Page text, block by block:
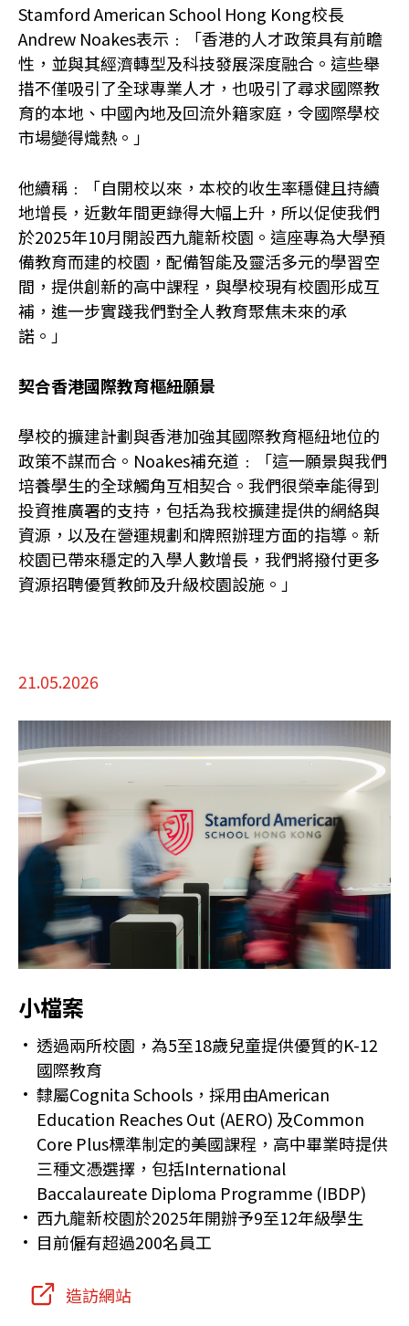
Stamford American School Hong Kong校長
Andrew Noakes表示﹕「香港的人才政策具有前瞻
性，並與其經濟轉型及科技發展深度融合。這些舉
措不僅吸引了全球專業人才，也吸引了尋求國際教
育的本地、中國內地及回流外籍家庭，令國際學校
市場變得熾熱。」
他續稱﹕「自開校以來，本校的收生率穩健且持續
地增長，近數年間更錄得大幅上升，所以促使我們
於2025年10月開設西九龍新校園。這座專為大學預
備教育而建的校園，配備智能及靈活多元的學習空
間，提供創新的高中課程，與學校現有校園形成互
補，進一步實踐我們對全人教育聚焦未來的承
諾。」
契合香港國際教育樞紐願景
學校的擴建計劃與香港加強其國際教育樞紐地位的
政策不謀而合。Noakes補充道﹕「這一願景與我們
培養學生的全球觸角互相契合。我們很榮幸能得到
投資推廣署的支持，包括為我校擴建提供的網絡與
資源，以及在營運規劃和牌照辦理方面的指導。新
校園已帶來穩定的入學人數增長，我們將撥付更多
資源招聘優質教師及升級校園設施。」
21.05.2026
小檔案
透過兩所校園，為5至18歲兒童提供優質的K-12
國際教育
隸屬Cognita Schools，採用由American
Education Reaches Out (AERO) 及Common
Core Plus標準制定的美國課程，高中畢業時提供
三種文憑選擇，包括International
Baccalaureate Diploma Programme (IBDP)
西九龍新校園於2025年開辦予9至12年級學生
目前僱有超過200名員工
造訪網站